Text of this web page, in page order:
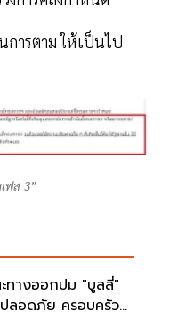
การตาม ให้เป็นไป
ฟส 3”
ะทางออกปม "บูลลี่"
ลอดภัย ครอบครัว